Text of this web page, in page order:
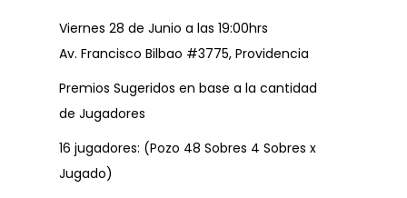
Viernes 28 de Junio a las 19:00hrs
Av. Francisco Bilbao #3775, Providencia
Premios Sugeridos en base a la cantidad
de Jugadores
16 jugadores: (Pozo 48 Sobres 4 Sobres x
Jugado)